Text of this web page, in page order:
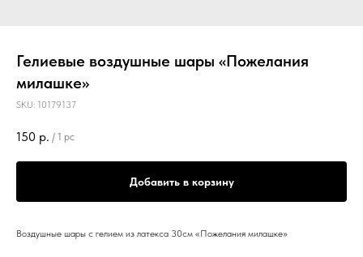
Гелиевые воздушные шары «Пожелания
милашке»
SKU: 10179137
150 р. / 1 pc
Добавить в корзину
Воздушные шары с гелием из латекса 30см «Пожелания милашке»